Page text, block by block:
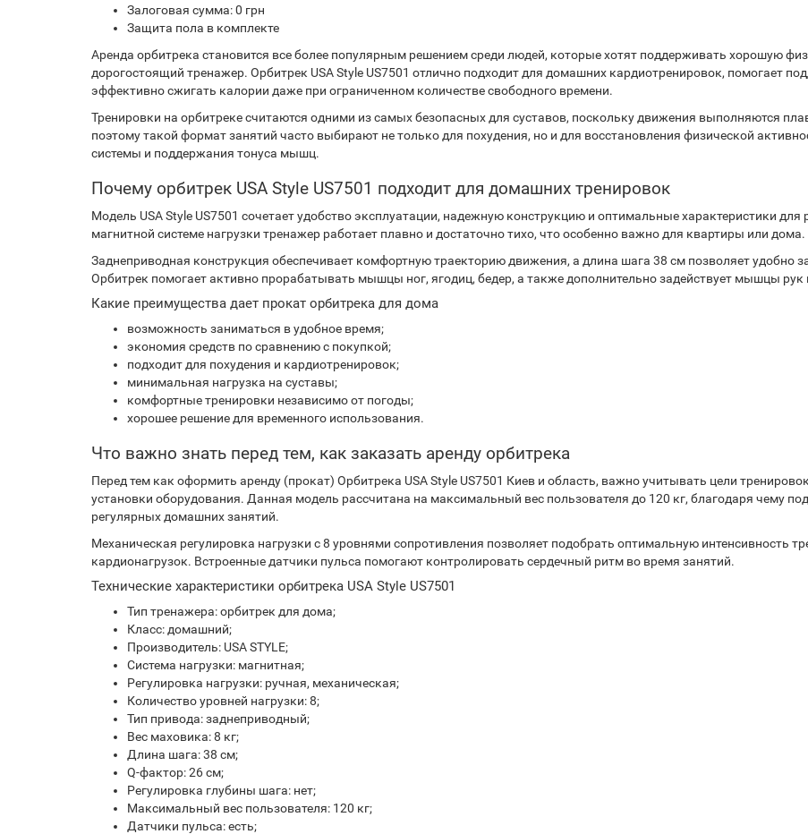
Залоговая сумма: 0 грн
Защита пола в комплекте
Аренда орбитрека становится все более популярным решением среди людей, которые хотят поддерживать хорошую
дорогостоящий тренажер. Орбитрек USA Style US7501 отлично подходит для домашних кардиотренировок, помогает
эффективно сжигать калории даже при ограниченном количестве свободного времени.
Тренировки на орбитреке считаются одними из самых безопасных для суставов, поскольку движения выполняются
поэтому такой формат занятий часто выбирают не только для похудения, но и для восстановления физической
системы и поддержания тонуса мышц.
Почему орбитрек USA Style US7501 подходит для домашних тренировок
Модель USA Style US7501 сочетает удобство эксплуатации, надежную конструкцию и оптимальные характеристики
магнитной системе нагрузки тренажер работает плавно и достаточно тихо, что особенно важно для квартиры или дома.
Заднеприводная конструкция обеспечивает комфортную траекторию движения, а длина шага 38 см позволяет удобно
Орбитрек помогает активно прорабатывать мышцы ног, ягодиц, бедер, а также дополнительно задействует мышцы рук
Какие преимущества дает прокат орбитрека для дома
возможность заниматься в удобное время;
экономия средств по сравнению с покупкой;
подходит для похудения и кардиотренировок;
минимальная нагрузка на суставы;
комфортные тренировки независимо от погоды;
хорошее решение для временного использования.
Что важно знать перед тем, как заказать аренду орбитрека
Перед тем как оформить аренду (прокат) Орбитрека USA Style US7501 Киев и область, важно учитывать цели
установки оборудования. Данная модель рассчитана на максимальный вес пользователя до 120 кг, благодаря чему
регулярных домашних занятий.
Механическая регулировка нагрузки с 8 уровнями сопротивления позволяет подобрать оптимальную интенсивность
кардионагрузок. Встроенные датчики пульса помогают контролировать сердечный ритм во время занятий.
Технические характеристики орбитрека USA Style US7501
Тип тренажера: орбитрек для дома;
Класс: домашний;
Производитель: USA STYLE;
Система нагрузки: магнитная;
Регулировка нагрузки: ручная, механическая;
Количество уровней нагрузки: 8;
Тип привода: заднеприводный;
Вес маховика: 8 кг;
Длина шага: 38 см;
Q-фактор: 26 см;
Регулировка глубины шага: нет;
Максимальный вес пользователя: 120 кг;
Датчики пульса: есть;